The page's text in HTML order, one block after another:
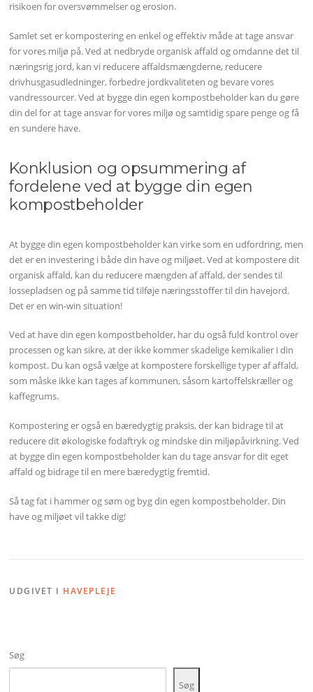
risikoen for oversvømmelser og erosion.
Samlet set er kompostering en enkel og effektiv måde at tage ansvar
for vores miljø på. Ved at nedbryde organisk affald og omdanne det til
næringsrig jord, kan vi reducere affaldsmængderne, reducere
drivhusgasudledninger, forbedre jordkvaliteten og bevare vores
vandressourcer. Ved at bygge din egen kompostbeholder kan du gøre
din del for at tage ansvar for vores miljø og samtidig spare penge og få
en sundere have.
Konklusion og opsummering af
fordelene ved at bygge din egen
kompostbeholder
At bygge din egen kompostbeholder kan virke som en udfordring, men
det er en investering i både din have og miljøet. Ved at kompostere dit
organisk affald, kan du reducere mængden af affald, der sendes til
lossepladsen og på samme tid tilføje næringsstoffer til din havejord.
Det er en win-win situation!
Ved at have din egen kompostbeholder, har du også fuld kontrol over
processen og kan sikre, at der ikke kommer skadelige kemikalier i din
kompost. Du kan også vælge at kompostere forskellige typer af affald,
som måske ikke kan tages af kommunen, såsom kartoffelskræller og
kaffegrums.
Kompostering er også en bæredygtig praksis, der kan bidrage til at
reducere dit økologiske fodaftryk og mindske din miljøpåvirkning. Ved
at bygge din egen kompostbeholder kan du tage ansvar for dit eget
affald og bidrage til en mere bæredygtig fremtid.
Så tag fat i hammer og søm og byg din egen kompostbeholder. Din
have og miljøet vil takke dig!
UDGIVET I HAVEPLEJE
Søg
Søg